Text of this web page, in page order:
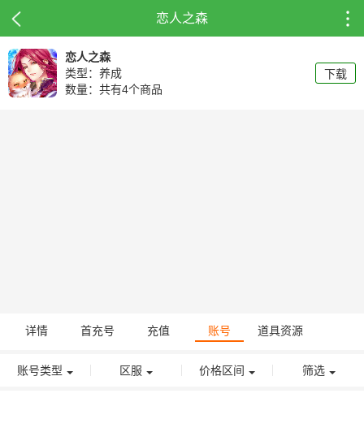
恋人之森
恋人之森
类型：养成
数量：共有4个商品
下载
详情 首充号 充值 账号 道具资源
账号类型 区服 价格区间 筛选